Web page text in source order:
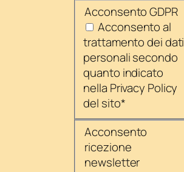
Acconsento GDPR
Acconsento al
trattamento dei dati
personali secondo
quanto indicato
nella Privacy Policy
del sito*
Acconsento
ricezione
newsletter